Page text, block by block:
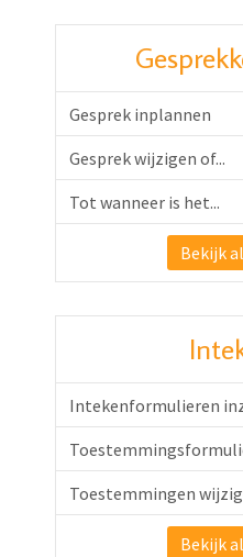
Gesprek inplannen
Gesprek wijzigen of...
Tot wanneer is het...
Bekijk
Intekenformulieren
Toestemmingen
Bekijk